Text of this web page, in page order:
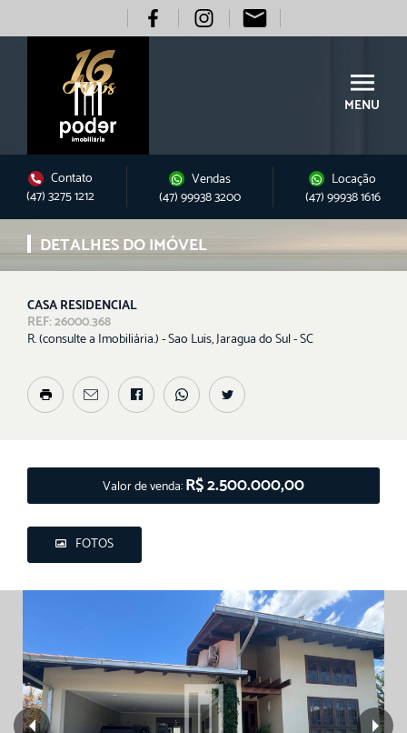
MENU
Contato
(47) 3275 1212
Vendas
(47) 99938 3200
Locação
(47) 99938 1616
DETALHES DO IMÓVEL
CASA RESIDENCIAL
REF: 26000.368
R. (consulte a Imobiliária.) - Sao Luis, Jaragua do Sul - SC
FOTOS
Valor de venda:R$ 2.500.000,00